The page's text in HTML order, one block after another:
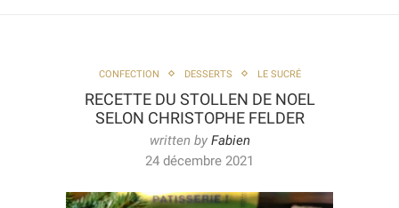
CONFECTION DESSERTS LE SUCRÉ
RECETTE DU STOLLEN DE NOEL
SELON CHRISTOPHE FELDER
written by Fabien
24 décembre 2021